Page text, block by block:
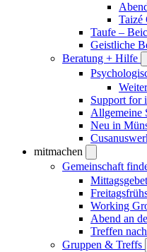
Taizé
Taufe –
Geistliche
Beratung + Hilfe
Support for
Allgemeine
Neu in
mitmachen
Gemeinschaft
Working
Abend an
Treffen
Gruppen & Treffs